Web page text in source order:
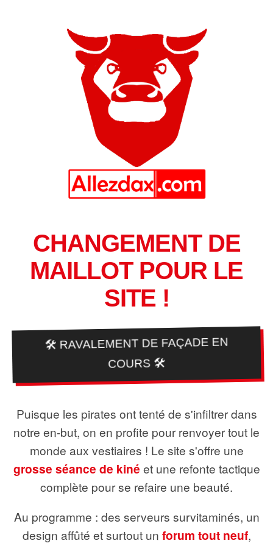
CHANGEMENT DE
MAILLOT POUR LE
SITE !
🛠️ RAVALEMENT DE FAÇADE EN
COURS 🛠️
Puisque les pirates ont tenté de s'infiltrer dans
notre en-but, on en profite pour renvoyer tout le
monde aux vestiaires ! Le site s'offre une
grosse séance de kiné et une refonte tactique
complète pour se refaire une beauté.
Au programme : des serveurs survitaminés, un
design affûté et surtout un forum tout neuf,